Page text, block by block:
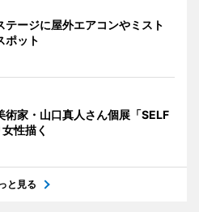
テージに屋外エアコンやミスト
ポット
術家・山口真人さん個展「SELF
性描く
と見る